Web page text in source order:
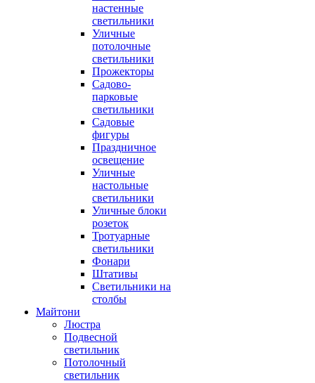
настенные
светильники
Уличные
потолочные
светильники
Прожекторы
Садово-
парковые
светильники
Садовые
фигуры
Праздничное
освещение
Уличные
настольные
светильники
Уличные блоки
розеток
Тротуарные
светильники
Фонари
Штативы
Светильники на
столбы
Майтони
Люстра
Подвесной
светильник
Потолочный
светильник